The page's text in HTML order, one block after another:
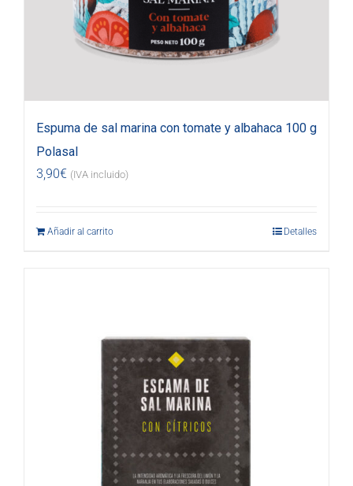
Espuma de sal marina con tomate y albahaca 100 g
Polasal
3,90€ (IVA incluido)
Añadir al carrito Detalles